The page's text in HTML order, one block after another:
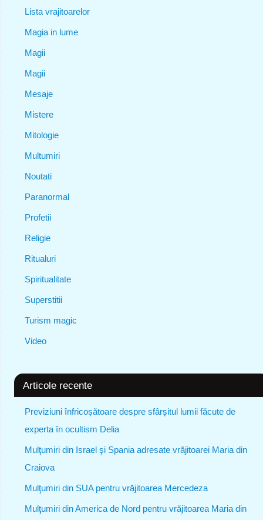
Lista vrajitoarelor
Magia in lume
Magii
Magii
Mesaje
Mistere
Mitologie
Multumiri
Noutati
Paranormal
Profetii
Religie
Ritualuri
Spiritualitate
Superstitii
Turism magic
Video
Articole recente
Previziuni înfricoșătoare despre sfârșitul lumii făcute de
experta în ocultism Delia
Mulţumiri din Israel şi Spania adresate vrăjitoarei Maria din
Craiova
Mulţumiri din SUA pentru vrăjitoarea Mercedeza
Mulţumiri din America de Nord pentru vrăjitoarea Maria din